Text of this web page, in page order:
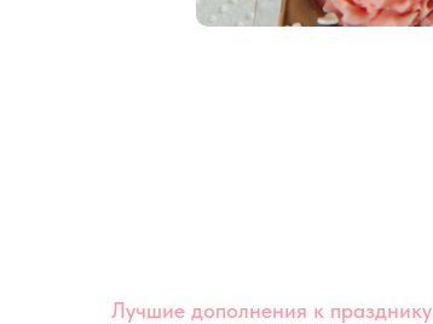
Лучшие дополнения к празднику